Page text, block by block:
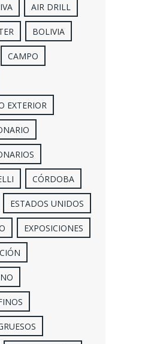
AIR DRILL
BOLIVIA
CAMPO
EXTERIOR
CÓRDOBA
ESTADOS UNIDOS
EXPOSICIONES